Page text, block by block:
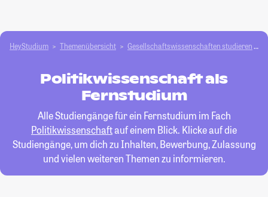
HeyStudium Themenübersicht Gesellschafts­­wissenschaften studieren
Politikwissenschaft als
Fernstudium
Alle Studiengänge für ein Fernstudium im Fach
Politikwissenschaftauf einem Blick. Klicke auf die
Studiengänge, um dich zu Inhalten, Bewerbung, Zulassung
und vielen weiteren Themen zu informieren.